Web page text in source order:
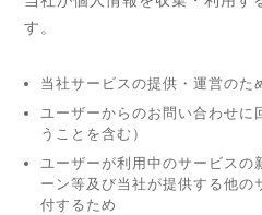
す。
当社サービスの提供・運営のた
ユーザーからのお問い合わせに
うことを含む）
ユーザーが利用中のサービスの
ーン等及び当社が提供する他の
付するため